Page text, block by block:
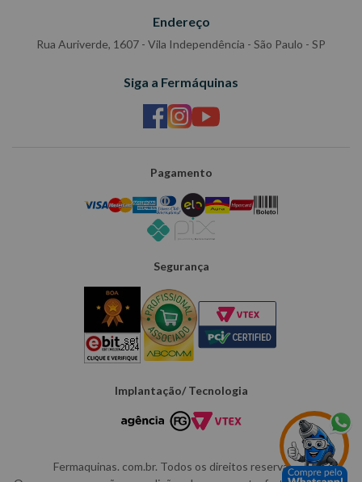
Endereço
Rua Auriverde, 1607 - Vila Independência - São Paulo - SP
Siga a Fermáquinas
Pagamento
Segurança
Implantação/ Tecnologia
Fermaquinas. com.br. Todos os direitos reservados.